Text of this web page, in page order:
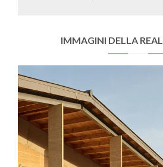
IMMAGINI DELLA